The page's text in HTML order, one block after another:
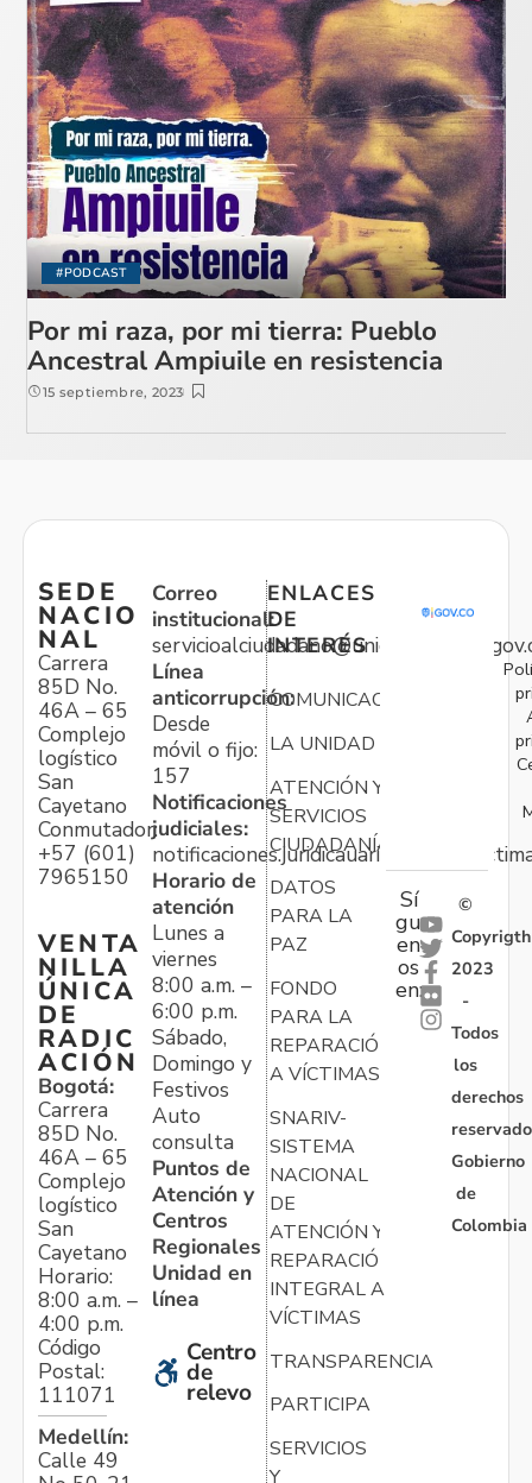
#PODCAST
Por mi raza, por mi tierra: Pueblo
Ancestral Ampiuile en resistencia
15 septiembre, 2023
SEDE
NACIO
NAL
Carrera
85D No.
46A – 65
Complejo
logístico
San
Cayetano
Conmutador:
+57 (601)
7965150
VENTA
NILLA
ÚNICA
DE
RADIC
ACIÓN
Bogotá:
Carrera
85D No.
46A – 65
Complejo
logístico
San
Cayetano
Horario:
8:00 a.m. –
4:00 p.m.
Código
Postal:
111071
Medellín:
Calle 49
Correo
institucional:
Línea
anticorrupción:
Desde
móvil o fijo:
157
Notificaciones
judiciales:
Horario de
atención
Lunes a
viernes
8:00 a.m. –
6:00 p.m.
Sábado,
Domingo y
Festivos
Auto
consulta
Puntos de
Atención y
Centros
Regionales
Unidad en
línea
Centro
de
relevo
ENLACES
DE
INTERÉS
COMUNICACIONES
LA UNIDAD
ATENCIÓN Y
SERVICIOS
CIUDADANÍA
DATOS
PARA LA
PAZ
FONDO
PARA LA
REPARACIÓN
A VÍCTIMAS
SNARIV-
SISTEMA
NACIONAL
DE
ATENCIÓN Y
REPARACIÓN
INTEGRAL A
VÍCTIMAS
TRANSPARENCIA
PARTICIPA
SERVICIOS
Y
Sí
gu
en
os
en:
©
Copyrigth
2023
-
Todos
los
derechos
Gobierno
de
Colombia